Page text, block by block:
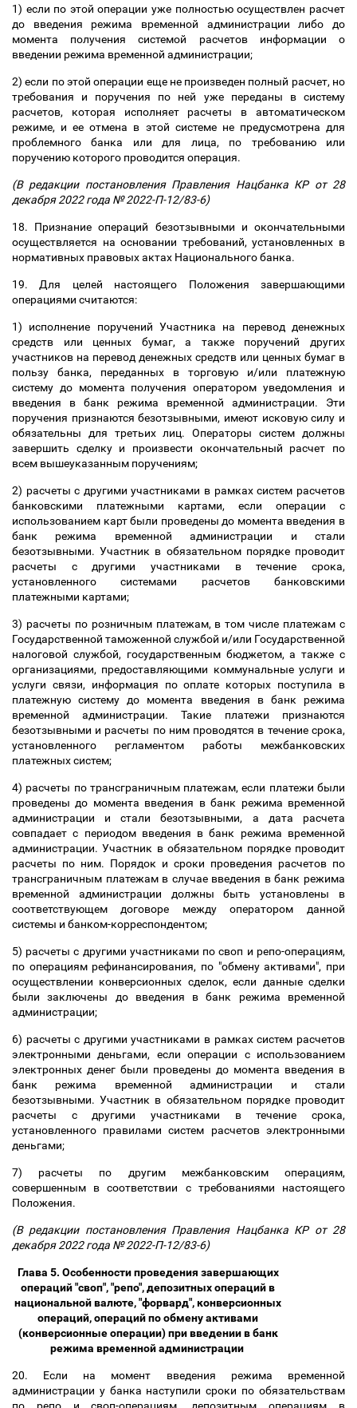
1) если по этой операции уже полностью осуществлен расчет
до введения режима временной администрации либо до
момента получения системой расчетов информации о
введении режима временной администрации;
2) если по этой операции еще не произведен полный расчет, но
требования и поручения по ней уже переданы в систему
расчетов, которая исполняет расчеты в автоматическом
режиме, и ее отмена в этой системе не предусмотрена для
проблемного банка или для лица, по требованию или
поручению которого проводится операция.
(В редакции постановления Правления Нацбанка КР от 28
декабря 2022 года № 2022-П-12/83-6)
18. Признание операций безотзывными и окончательными
осуществляется на основании требований, установленных в
нормативных правовых актах Национального банка.
19. Для целей настоящего Положения завершающими
операциями считаются:
1) исполнение поручений Участника на перевод денежных
средств или ценных бумаг, а также поручений других
участников на перевод денежных средств или ценных бумаг в
пользу банка, переданных в торговую и/или платежную
систему до момента получения оператором уведомления и
введения в банк режима временной администрации. Эти
поручения признаются безотзывными, имеют исковую силу и
обязательны для третьих лиц. Операторы систем должны
завершить сделку и произвести окончательный расчет по
всем вышеуказанным поручениям;
2) расчеты с другими участниками в рамках систем расчетов
банковскими платежными картами, если операции с
использованием карт были проведены до момента введения в
банк режима временной администрации и стали
безотзывными. Участник в обязательном порядке проводит
расчеты с другими участниками в течение срока,
установленного системами расчетов банковскими
платежными картами;
3) расчеты по розничным платежам, в том числе платежам с
Государственной таможенной службой и/или Государственной
налоговой службой, государственным бюджетом, а также с
организациями, предоставляющими коммунальные услуги и
услуги связи, информация по оплате которых поступила в
платежную систему до момента введения в банк режима
временной администрации. Такие платежи признаются
безотзывными и расчеты по ним проводятся в течение срока,
установленного регламентом работы межбанковских
платежных систем;
4) расчеты по трансграничным платежам, если платежи были
проведены до момента введения в банк режима временной
администрации и стали безотзывными, а дата расчета
совпадает с периодом введения в банк режима временной
администрации. Участник в обязательном порядке проводит
расчеты по ним. Порядок и сроки проведения расчетов по
трансграничным платежам в случае введения в банк режима
временной администрации должны быть установлены в
соответствующем договоре между оператором данной
системы и банком-корреспондентом;
5) расчеты с другими участниками по своп и репо-операциям,
по операциям рефинансирования, по "обмену активами", при
осуществлении конверсионных сделок, если данные сделки
были заключены до введения в банк режима временной
администрации;
6) расчеты с другими участниками в рамках систем расчетов
электронными деньгами, если операции с использованием
электронных денег были проведены до момента введения в
банк режима временной администрации и стали
безотзывными. Участник в обязательном порядке проводит
расчеты с другими участниками в течение срока,
установленного правилами систем расчетов электронными
деньгами;
7) расчеты по другим межбанковским операциям,
совершенным в соответствии с требованиями настоящего
Положения.
(В редакции постановления Правления Нацбанка КР от 28
декабря 2022 года № 2022-П-12/83-6)
Глава 5. Особенности проведения завершающих
операций "своп", "репо", депозитных операций в
национальной валюте, "форвард", конверсионных
операций, операций по обмену активами
(конверсионные операции) при введении в банк
режима временной администрации
20. Если на момент введения режима временной
администрации у банка наступили сроки по обязательствам